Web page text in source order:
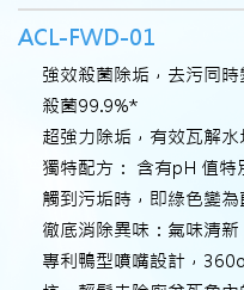
ACL-FWD-01
強效殺菌除垢，去污同
殺菌99.9%*
超強力除垢，有效瓦解
獨特配方： 含有pH 值
觸到污垢時，即綠色變
徹底消除異味：氣味清
專利鴨型噴嘴設計，